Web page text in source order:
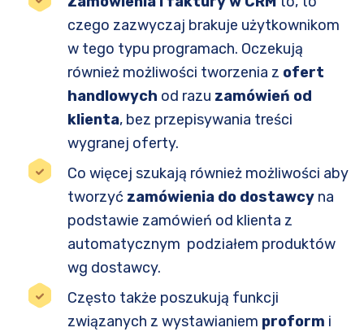
czego zazwyczaj brakuje użytkownikom
w tego typu programach. Oczekują
również możliwości tworzenia z ofert
handlowych od razu zamówień od
klienta, bez przepisywania treści
wygranej oferty.
Co więcej szukają również możliwości aby
tworzyć zamówienia do dostawcy na
podstawie zamówień od klienta z
automatycznym podziałem produktów
wg dostawcy.
Często także poszukują funkcji
związanych z wystawianiem proform i